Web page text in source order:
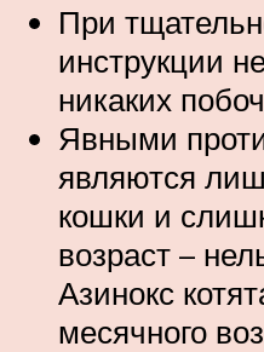
При
инструкции
никаких
Явными
являются
кошки и
возраст –
Азинокс
месячного